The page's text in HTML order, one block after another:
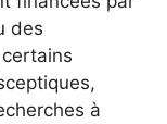
des
à